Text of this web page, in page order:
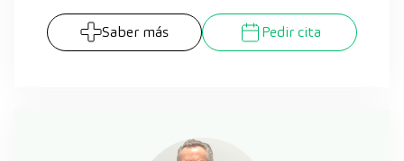
Saber más Pedir cita